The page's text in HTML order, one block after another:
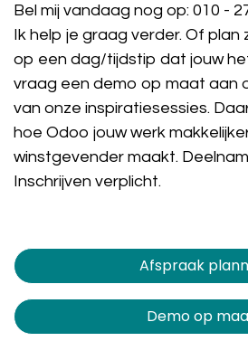
Bel mij vandaag nog op: 010 -
Ik help je graag verder. Of
op een dag/tijdstip dat jouw
vraag een demo op maat aan
van onze inspiratiesessies.
hoe Odoo jouw werk
winstgevender maakt.
Inschrijven verplicht.
Afspraak
Demo op